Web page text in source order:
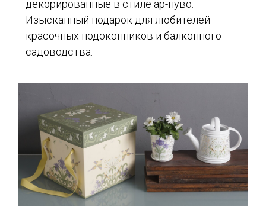
декорированные в стиле ар-нуво.
Изысканный подарок для любителей
красочных подоконников и балконного
садоводства.